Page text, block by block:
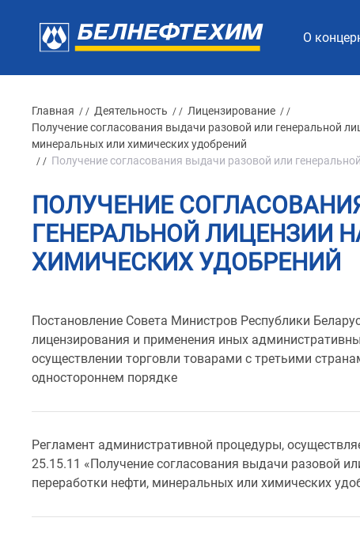
О
Главная / / Деятельность / / Лицензирование / /
Получение согласования выдачи разовой или генеральной
минеральных или химических удобрений
/ / Получение согласования выдачи разовой или
ПОЛУЧЕНИЕ
ГЕНЕРАЛЬНОЙ ЛИЦЕНЗИИ
ХИМИЧЕСКИХ УДОБРЕНИЙ
Постановление Совета Министров Республики
лицензирования и применения иных
осуществлении торговли товарами с третьими
одностороннем порядке
Регламент административной процедуры,
25.15.11 «Получение согласования выдачи разовой
переработки нефти, минеральных или химических